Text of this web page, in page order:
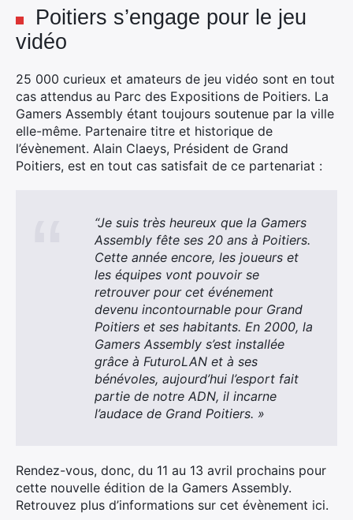
Poitiers s’engage pour le jeu
vidéo
25 000 curieux et amateurs de jeu vidéo sont en tout
cas attendus au Parc des Expositions de Poitiers. La
Gamers Assembly étant toujours soutenue par la ville
elle-même. Partenaire titre et historique de
l’évènement. Alain Claeys, Président de Grand
Poitiers, est en tout cas satisfait de ce partenariat :
“Je suis très heureux que la Gamers
Assembly fête ses 20 ans à Poitiers.
Cette année encore, les joueurs et
les équipes vont pouvoir se
retrouver pour cet événement
devenu incontournable pour Grand
Poitiers et ses habitants. En 2000, la
Gamers Assembly s’est installée
grâce à FuturoLAN et à ses
bénévoles, aujourd’hui l’esport fait
partie de notre ADN, il incarne
l’audace de Grand Poitiers. »
Rendez-vous, donc, du 11 au 13 avril prochains pour
cette nouvelle édition de la Gamers Assembly.
Retrouvez plus d’informations sur cet évènement ici.
Rechercher
: